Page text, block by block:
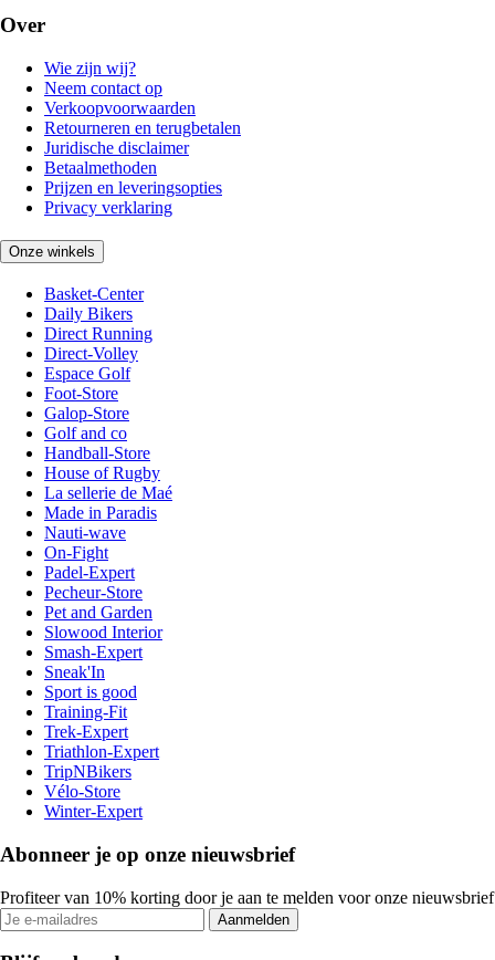
Over
Wie zijn wij?
Neem contact op
Verkoopvoorwaarden
Retourneren en terugbetalen
Juridische disclaimer
Betaalmethoden
Prijzen en leveringsopties
Privacy verklaring
Onze winkels
Basket-Center
Daily Bikers
Direct Running
Direct-Volley
Espace Golf
Foot-Store
Galop-Store
Golf and co
Handball-Store
House of Rugby
La sellerie de Maé
Made in Paradis
Nauti-wave
On-Fight
Padel-Expert
Pecheur-Store
Pet and Garden
Slowood Interior
Smash-Expert
Sneak'In
Sport is good
Training-Fit
Trek-Expert
Triathlon-Expert
TripNBikers
Vélo-Store
Winter-Expert
Abonneer je op onze nieuwsbrief
Profiteer van 10% korting door je aan te melden voor onze nieuwsbrief
Aanmelden